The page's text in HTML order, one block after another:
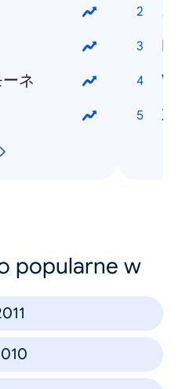
ネ
ニ
popularne w